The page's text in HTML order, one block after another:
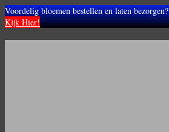
Voordelig bloemen bestellen en laten bezorgen?
Kijk Hier!